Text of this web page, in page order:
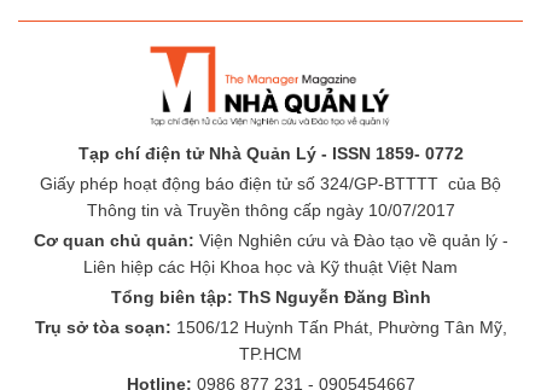
Giấy phép hoạt động báo điện tử số 324/GP-BTTTT của Bộ
Thông tin và Truyền thông cấp ngày 10/07/2017
Cơ quan chủ quản:
Viện Nghiên cứu và Đào tạo về quản lý -
Liên hiệp các Hội Khoa học và Kỹ thuật Việt Nam
Trụ sở tòa soạn:1506/12 Huỳnh Tấn Phát, Phường Tân Mỹ,
TP.HCM
Hotline:0986 877 231 - 0905454667
Email: toasoan@nhaquanly.vn
THÔNG TIN TÒA SOẠN- ĐÓNG GÓP Ý KIẾN-
LIÊN HỆ QUẢNG
BÁO GIÁ QUẢNG CÁO